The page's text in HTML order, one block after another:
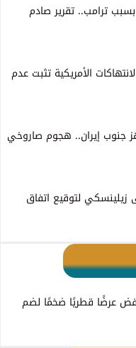
ترامب.. تقرير صادم
الأمريكية تثبت عدم
جنوب إيران.. هجوم صاروخي
لتوقيع اتفاق
عرضًا قطريًا ضخمًا لضم